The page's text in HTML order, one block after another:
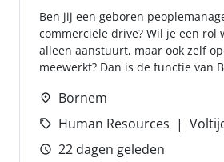
Ben jij een geboren
commerciële drive? Wil je een rol
alleen aanstuurt, maar ook zelf
meewerkt? Dan is de functie van
Bornem
Human Resources
22 dagen geleden